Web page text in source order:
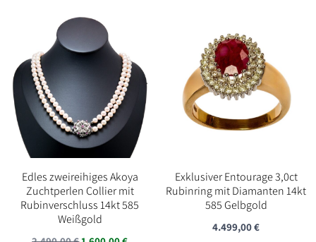
Edles zweireihiges Akoya
Zuchtperlen Collier mit
Rubinverschluss 14kt 585
Weißgold
Exklusiver Entourage 3,0ct
Rubinring mit Diamanten 14kt
585 Gelbgold
4.499,00€